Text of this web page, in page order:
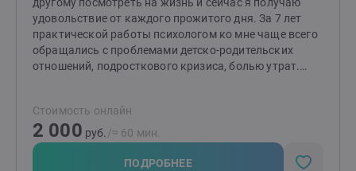
удовольствие от каждого прожитого дня. За 7 лет
практической работы психологом ко мне чаще всего
обращались с проблемами детско-родительских
отношений, подросткового кризиса, болью утрат.
буду поделиться своими знаниями и быть полезной
тем, кто готов к изменениям!Чаще всего в работе
использую гештальт-подход.
Стоимость онлайн
2 000 руб. /≈ 60 мин.
ПОДРОБНЕЕ